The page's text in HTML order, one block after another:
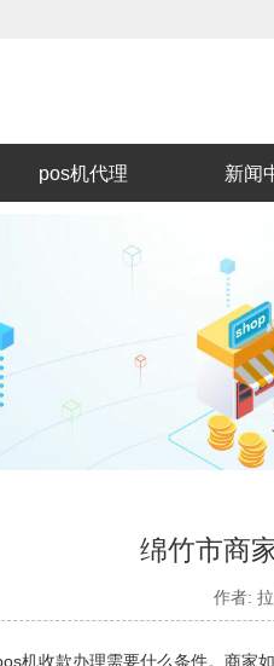
pos机代理 新闻
绵竹市商
作者:
收款办理需要什么条件。商家